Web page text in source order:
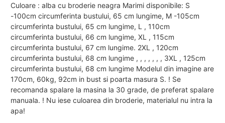
Culoare : alba cu broderie neagra Marimi disponibile: S
-100cm circumferinta bustului, 65 cm lungime, M -105cm
circumferinta bustului, 65 cm lungime, L , 110cm
circumferinta bustului, 66 cm lungime, XL , 115cm
circumferinta bustului, 67 cm lungime. 2XL , 120cm
circumferinta bustului, 68 cm lungime , , , , , , , 3XL , 125cm
circumferinta bustului, 68 cm lungime Modelul din imagine are
170cm, 60kg, 92cm in bust si poarta masura S. ! Se
recomanda spalare la masina la 30 grade, de preferat spalare
manuala. ! Nu iese culoarea din broderie, materialul nu intra la
apa!